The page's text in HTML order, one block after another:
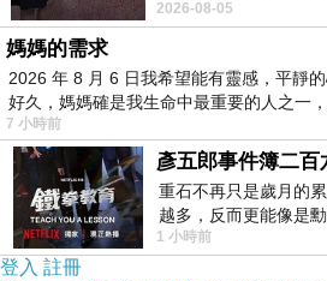
下二樓居然又撞到她，
2026-08-05
媽媽的需求
2026 年 8 月 6 日我希望能有靈感，平靜
好久，媽媽確是我生命中最重要的人之一
7 小時前
彥五郎事件簿二
重石不再只是歲月的
越多，反而更能像是
習慣一如縱容，成了
1 小時前
登入 註冊